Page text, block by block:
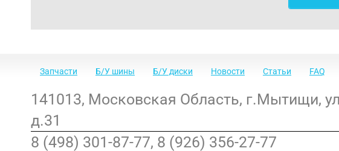
Запчасти Б/У шины Б/У диски Новости Статьи FAQ
141013, Московская Область, г.Мытищи,
д.31
8 (498) 301-87-77, 8 (926) 356-27-77